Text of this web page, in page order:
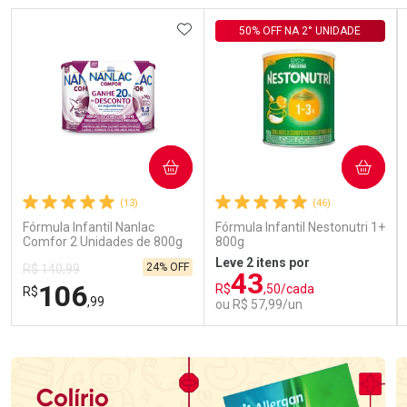
(13)
Fórmula Infantil Nanlac
Comfor 2 Unidades de 800g
R$ 140,99
R$106,99
24% OFF
ADICIONAR AOS FAVORITOS
COMPRAR
(46)
Fórmula Infantil Nestonutri 1+
800g
50% OFF NA 2° UNIDADE
Leve 2 itens por
R$43,50/cada
ou R$ 57,99/un
COMPRAR
Laboratório
Por Menos